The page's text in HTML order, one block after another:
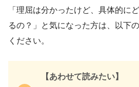
「理屈は分かったけど、具体的に
るの？」と気になった方は、以下
ください。
【あわせて読みたい】